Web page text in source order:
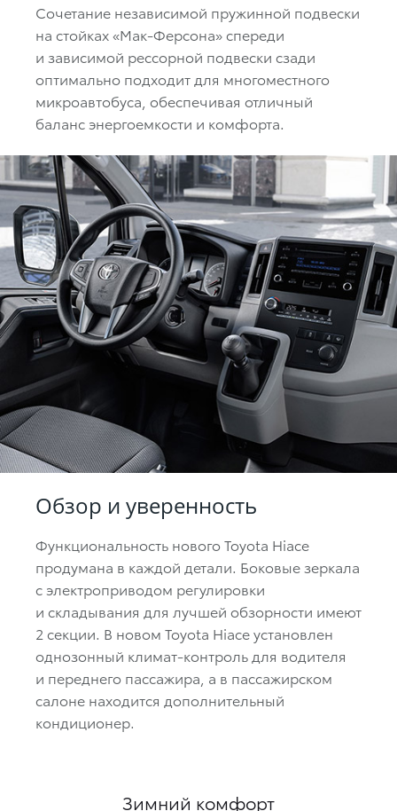
Сочетание независимой пружинной подвески
на стойках «Мак-Ферсона» спереди
и зависимой рессорной подвески сзади
оптимально подходит для многоместного
микроавтобуса, обеспечивая отличный
баланс энергоемкости и комфорта.
Обзор и уверенность
Функциональность нового Toyota Hiace
продумана в каждой детали. Боковые зеркала
с электроприводом регулировки
и складывания для лучшей обзорности имеют
2 секции. В новом Toyota Hiace установлен
однозонный климат-контроль для водителя
и переднего пассажира, а в пассажирском
салоне находится дополнительный
кондиционер.
Зимний комфорт